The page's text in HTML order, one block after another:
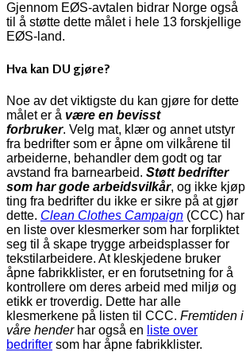
Gjennom EØS-avtalen bidrar Norge også
til å støtte dette målet i hele 13 forskjellige
EØS-land.
Hva kan DU gjøre?
Noe av det viktigste du kan gjøre for dette
målet er å være en bevisst
forbruker. Velg mat, klær og annet utstyr
fra bedrifter som er åpne om vilkårene til
arbeiderne, behandler dem godt og tar
avstand fra barnearbeid. Støtt bedrifter
som har gode arbeidsvilkår, og ikke kjøp
ting fra bedrifter du ikke er sikre på at gjør
dette. Clean Clothes Campaign (CCC) har
en liste over klesmerker som har forpliktet
seg til å skape trygge arbeidsplasser for
tekstilarbeidere. At kleskjedene bruker
åpne fabrikklister, er en forutsetning for å
kontrollere om deres arbeid med miljø og
etikk er troverdig. Dette har alle
klesmerkene på listen til CCC. Fremtiden i
våre henderhar også en liste over
bedrifter som har åpne fabrikklister.